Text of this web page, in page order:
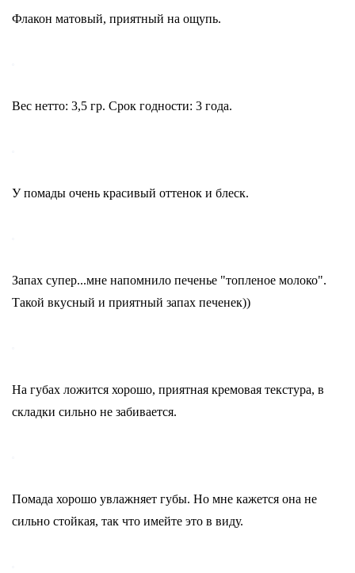
Флакон матовый, приятный на ощупь.
Вес нетто: 3,5 гр. Срок годности: 3 года.
У помады очень красивый оттенок и блеск.
Запах супер...мне напомнило печенье "топленое молоко".
Такой вкусный и приятный запах печенек))
На губах ложится хорошо, приятная кремовая текстура, в
складки сильно не забивается.
Помада хорошо увлажняет губы. Но мне кажется она не
сильно стойкая, так что имейте это в виду.